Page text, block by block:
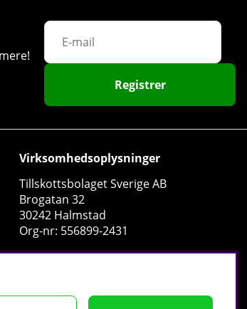
Registrer
Virksomhedsoplysninger
Tillskottsbolaget Sverige AB
Brogatan 32
30242 Halmstad
Org-nr: 556899-2431